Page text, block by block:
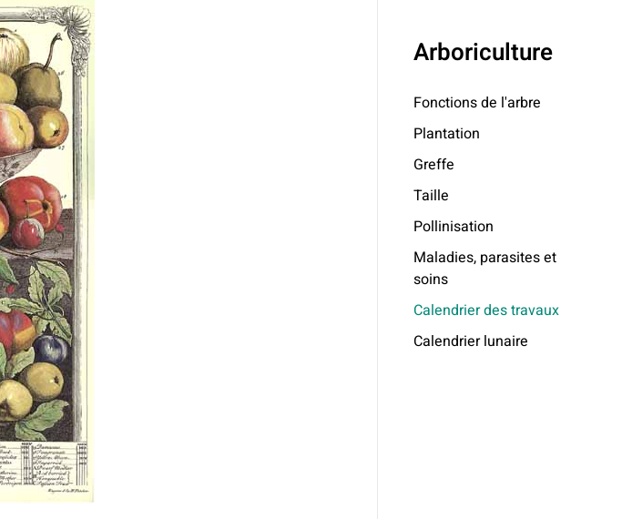
Arboriculture
Fonctions de l'arbre
Plantation
Greffe
Taille
Pollinisation
Maladies, parasites et
soins
Calendrier des travaux
Calendrier lunaire